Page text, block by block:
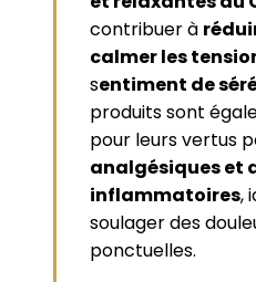
contribuer à
calmer les
sentiment de
produits sont
pour leurs vertus
analgésiques et
inflammatoires,
soulager des
ponctuelles.